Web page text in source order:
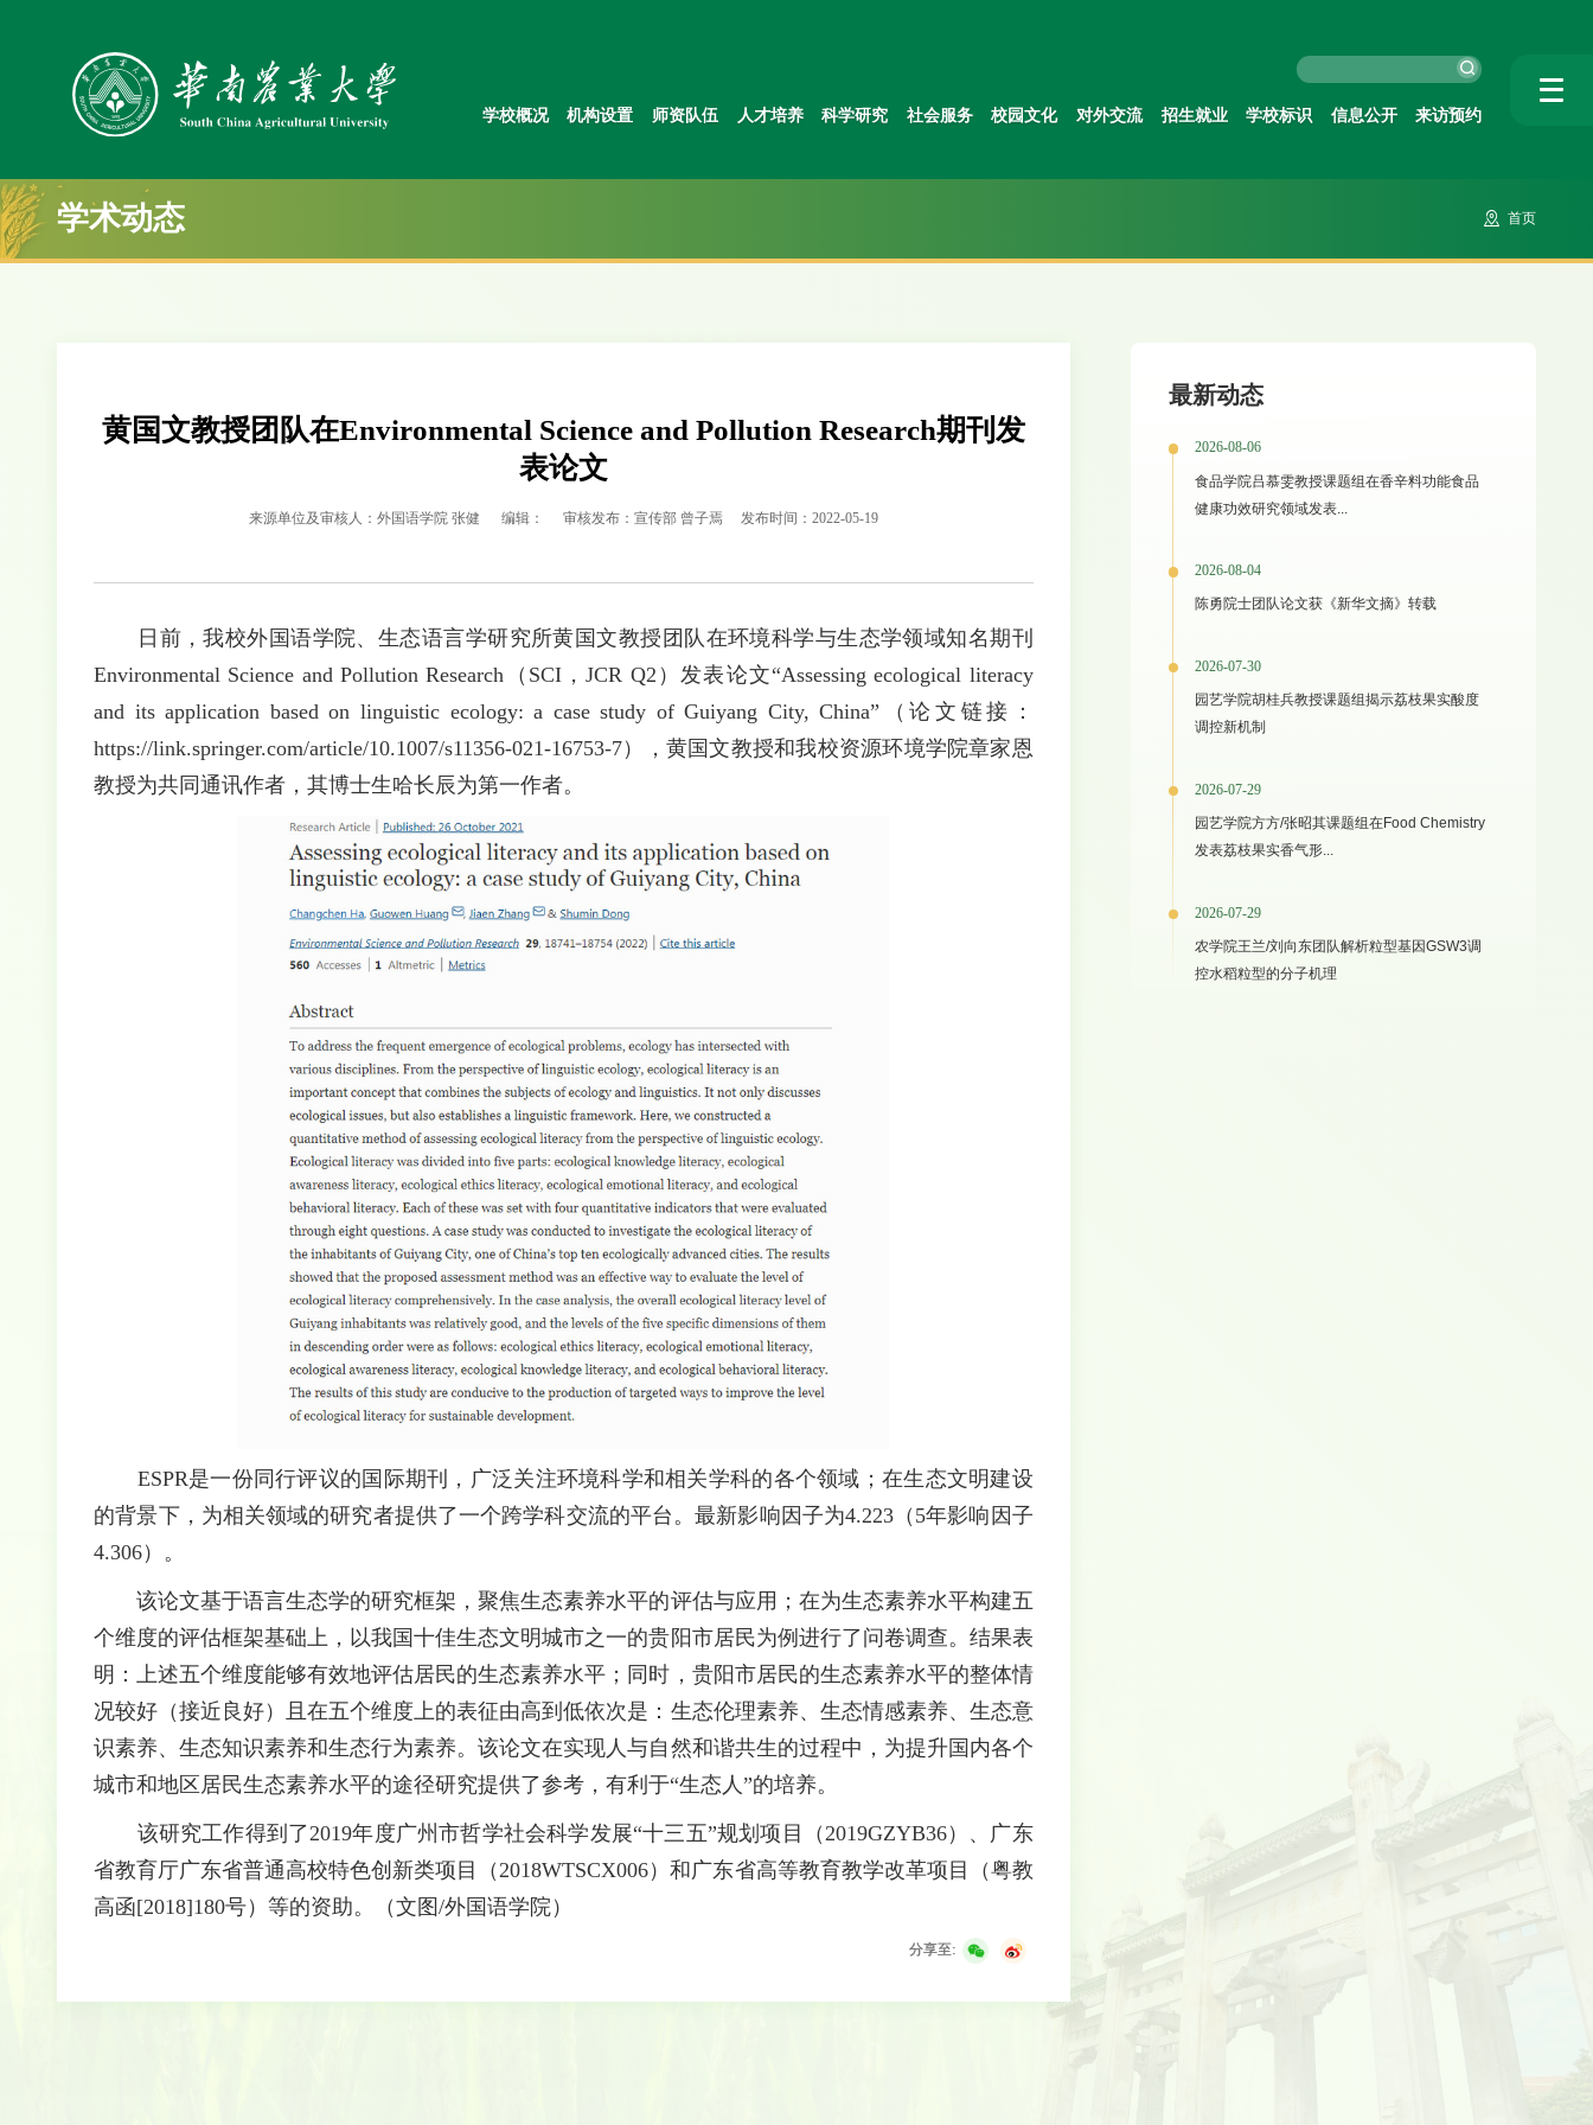
学校概况 机构设置 师资队伍 人才培养 科学研究 社会服务 校园文化 对外交流 招生就业 学校标识 信息公开 来访预约
学术动态 首页
黄国文教授团队在Environmental Science and Pollution Research期刊发
表论文
来源单位及审核人：外国语学院 张健 编辑： 审核发布：宣传部 曾子焉 发布时间：2022-05-19
日前，我校外国语学院、生态语言学研究所黄国文教授团队在环境科学与生态学领域知名期刊
Environmental Science and Pollution Research（SCI，JCR Q2）发表论文“Assessing ecological literacy
and its application based on linguistic ecology: a case study of Guiyang City, China”（论文链接：
https://link.springer.com/article/10.1007/s11356-021-16753-7），黄国文教授和我校资源环境学院章家恩
教授为共同通讯作者，其博士生哈长辰为第一作者。
ESPR是一份同行评议的国际期刊，广泛关注环境科学和相关学科的各个领域；在生态文明建设
的背景下，为相关领域的研究者提供了一个跨学科交流的平台。最新影响因子为4.223（5年影响因子
4.306）。
该论文基于语言生态学的研究框架，聚焦生态素养水平的评估与应用；在为生态素养水平构建五
个维度的评估框架基础上，以我国十佳生态文明城市之一的贵阳市居民为例进行了问卷调查。结果表
明：上述五个维度能够有效地评估居民的生态素养水平；同时，贵阳市居民的生态素养水平的整体情
况较好（接近良好）且在五个维度上的表征由高到低依次是：生态伦理素养、生态情感素养、生态意
识素养、生态知识素养和生态行为素养。该论文在实现人与自然和谐共生的过程中，为提升国内各个
城市和地区居民生态素养水平的途径研究提供了参考，有利于“生态人”的培养。
该研究工作得到了2019年度广州市哲学社会科学发展“十三五”规划项目（2019GZYB36）、广东
省教育厅广东省普通高校特色创新类项目（2018WTSCX006）和广东省高等教育教学改革项目（粤教
高函[2018]180号）等的资助。（文图/外国语学院）
分享至:
最新动态
2026-08-06
食品学院吕慕雯教授课题组在香辛料功能食品
健康功效研究领域发表...
2026-08-04
陈勇院士团队论文获《新华文摘》转载
2026-07-30
园艺学院胡桂兵教授课题组揭示荔枝果实酸度
调控新机制
2026-07-29
园艺学院方方/张昭其课题组在Food Chemistry
发表荔枝果实香气形...
2026-07-29
农学院王兰/刘向东团队解析粒型基因GSW3调
控水稻粒型的分子机理